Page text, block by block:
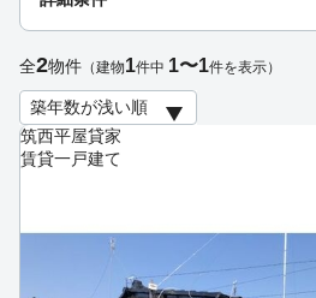
筑西平屋貸家
賃貸一戸建て
全2物件 （建物1件中 1〜1件を表示）